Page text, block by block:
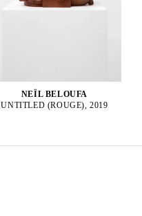
NEÏL BELOUFA
UNTITLED (ROUGE), 2019